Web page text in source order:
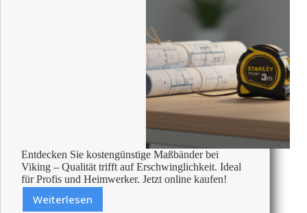
Entdecken Sie kostengünstige Maßbänder bei
Viking – Qualität trifft auf Erschwinglichkeit. Ideal
für Profis und Heimwerker. Jetzt online kaufen!
Weiterlesen
Billige